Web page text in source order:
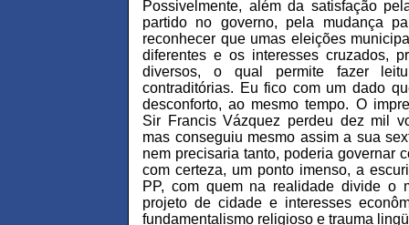
Possivelmente, além da satisfação
partido no governo, pela mudança
reconhecer que umas eleições
diferentes e os interesses cruzados,
diversos, o qual permite fazer
contraditórias. Eu fico com um dado
desconforto, ao mesmo tempo. O
Sir Francis Vázquez perdeu dez mil
mas conseguiu mesmo assim a sua
nem precisaria tanto, poderia governar
com certeza, um ponto imenso, a
PP, com quem na realidade divide o
projeto de cidade e interesses
fundamentalismo religioso e trauma